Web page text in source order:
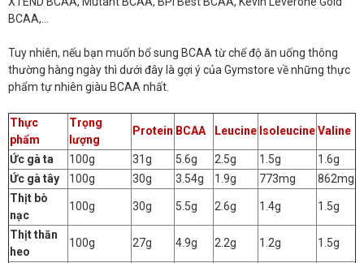
BCAA,…
Tuy nhiên, nếu bạn muốn bổ sung BCAA từ chế độ ăn uống thông
thường hàng ngày thì dưới đây là gợi ý của Gymstore về những thực
phẩm tự nhiên giàu BCAA nhất.
Thực
phẩm
Trọng
lượng
Protein BCAA Leucine IsoleucineValine
Ức gà ta 100g 31g 5.6g 2.5g 1.5g
1.6g
Ức gà tây
100g 30g 3.54g 1.9g 773mg
862mg
Thịt bò
nạc
100g 30g 5.5g 2.6g 1.4g 1.5g
Thịt thăn
heo
100g 27g 4.9g 2.2g 1.2g 1.5g